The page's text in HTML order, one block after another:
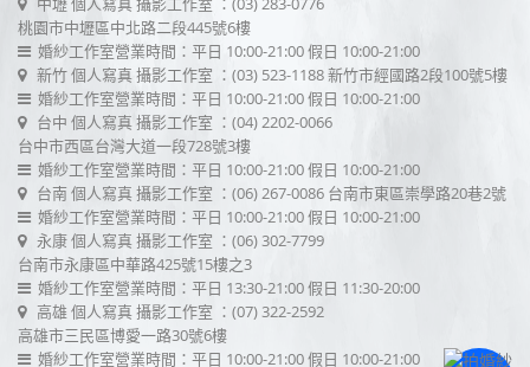
桃園市中壢區中北路二段445號6樓
婚紗工作室營業時間：平日 10:00-21:00 假日 10:00-21:00
新竹 個人寫真 攝影工作室 ：(03) 523-1188新竹市經國路2段100號5樓
婚紗工作室營業時間：平日 10:00-21:00 假日 10:00-21:00
台中 個人寫真 攝影工作室 ：(04) 2202-0066
台中市西區台灣大道一段728號3樓
婚紗工作室營業時間：平日 10:00-21:00 假日 10:00-21:00
台南 個人寫真 攝影工作室 ：(06) 267-0086 台南市東區崇學路20巷2號
婚紗工作室營業時間：平日 10:00-21:00 假日 10:00-21:00
永康 個人寫真 攝影工作室 ：(06) 302-7799
台南市永康區中華路425號15樓之3
婚紗工作室營業時間：平日 13:30-21:00 假日 11:30-20:00
高雄 個人寫真 攝影工作室 ：(07) 322-2592
高雄市三民區博愛一路30號6樓
婚紗工作室營業時間：平日 10:00-21:00 假日 10:00-21:00